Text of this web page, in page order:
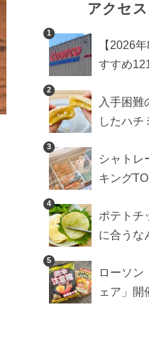
アクセ
1
【2026
すすめ
め商品も
2
入手困難
したハチ
検証
3
シャトレ
キング
4
ポテトチ
に合うな
5
ローソン
ェア」開